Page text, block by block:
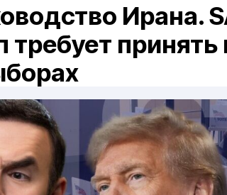
Ирана.
требует принять